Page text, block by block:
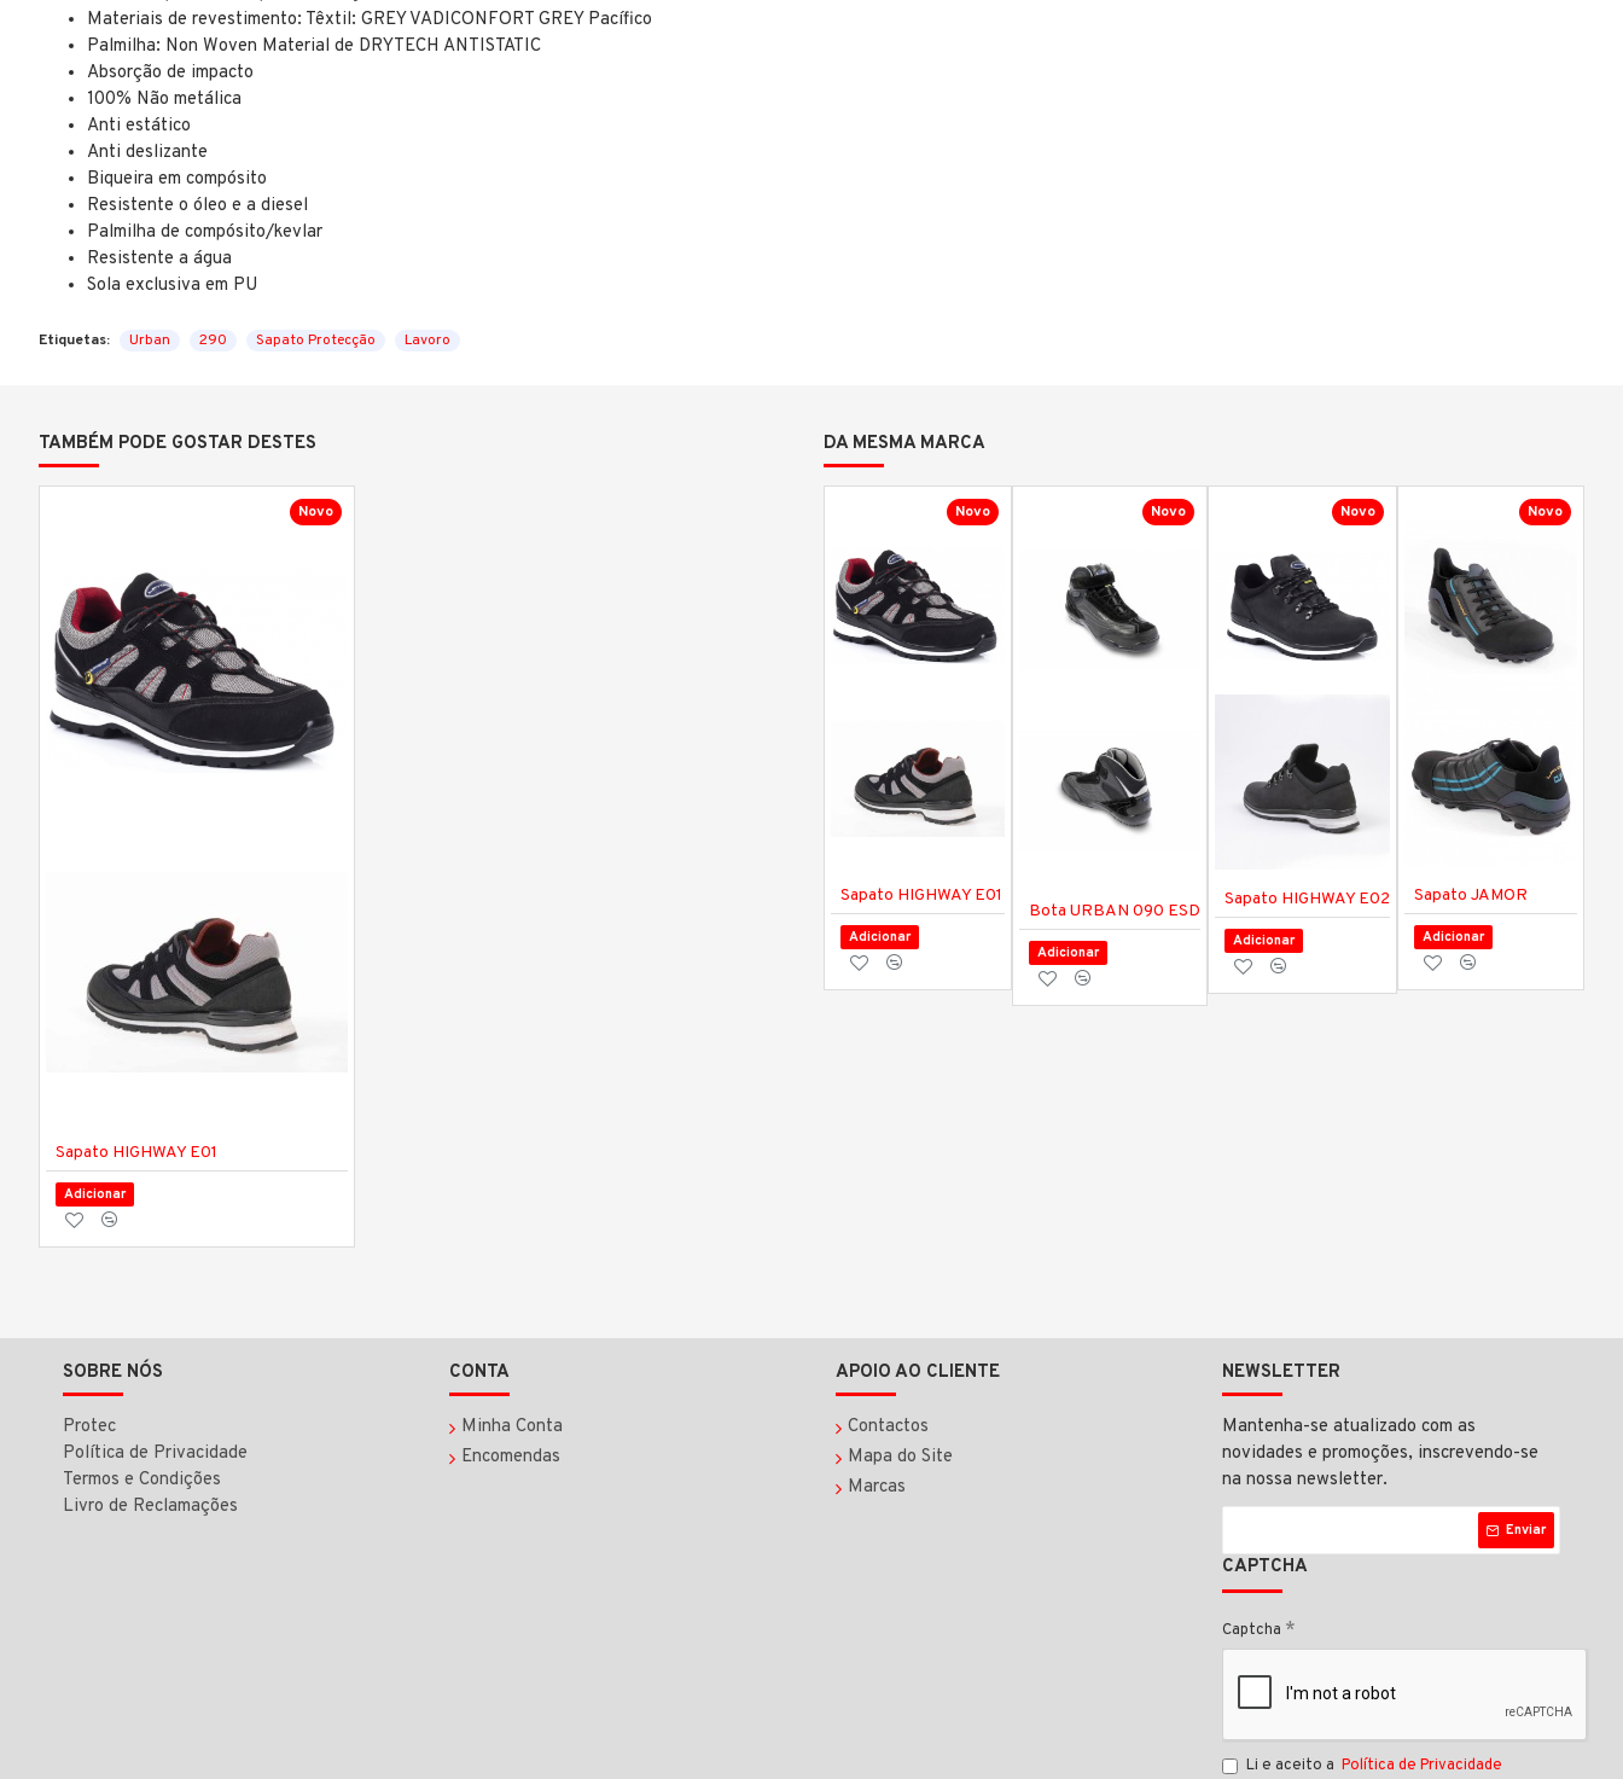
Materiais de revestimento: Têxtil: GREY VADICONFORT GREY Pacífico
Palmilha: Non Woven Material de DRYTECH ANTISTATIC
Absorção de impacto
100% Não metálica
Anti estático
Anti deslizante
Biqueira em compósito
Resistente o óleo e a diesel
Palmilha de compósito/kevlar
Resistente a água
Sola exclusiva em PU
Etiquetas: Urban 290 Sapato Protecção Lavoro
TAMBÉM PODE GOSTAR DESTES
Novo
Sapato HIGHWAY E01
Adicionar
DA MESMA MARCA
Novo
Sapato HIGHWAY E01
Adicionar
Novo
Bota URBAN 090 ESD
Adicionar
Novo
Sapato HIGHWAY E02
Adicionar
Novo
Sapato JAMOR
Adicionar
SOBRE NÓS
Protec
Política de Privacidade
Termos e Condições
Livro de Reclamações
CONTA
Minha Conta
Encomendas
APOIO AO CLIENTE
Contactos
Mapa do Site
Marcas
NEWSLETTER
Mantenha-se atualizado com as
novidades e promoções, inscrevendo-se
na nossa newsletter.
Enviar
CAPTCHA
Captcha
Li e aceito a Política de Privacidade